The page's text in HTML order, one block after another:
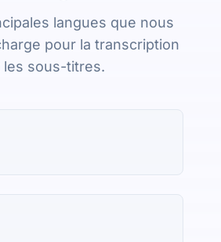
langues que nous
pour la transcription
les sous-titres.